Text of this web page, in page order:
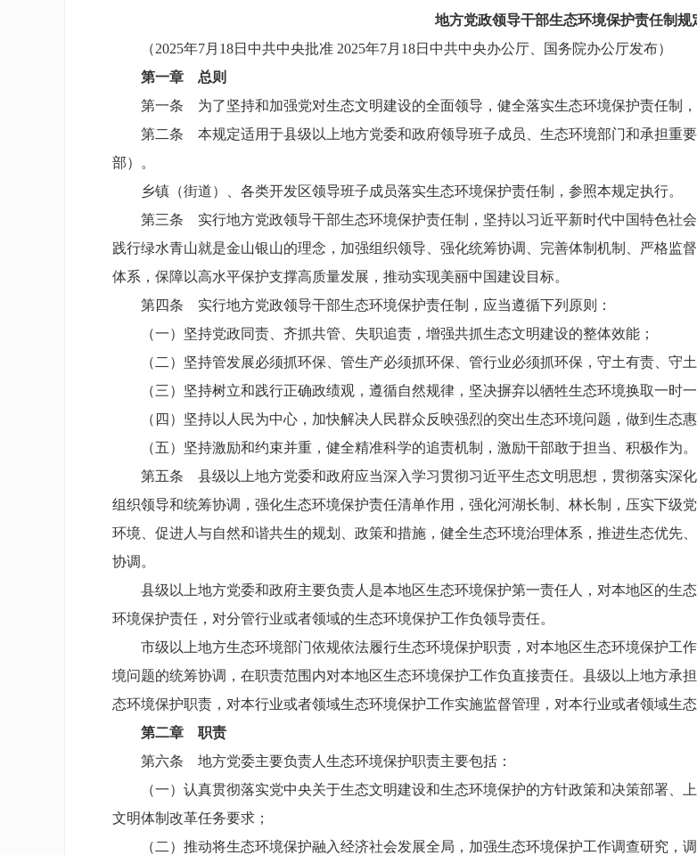
地方党政领导干部生态环境保护责任制规
（2025年7月18日中共中央批准 2025年7月18日中共中央办公厅、国务院办公厅发布）
第一章 总则
第一条 为了坚持和加强党对生态文明建设的全面领导，健全落实生态环境保护责任制，
第二条 本规定适用于县级以上地方党委和政府领导班子成员、生态环境部门和承担重要
部）。
乡镇（街道）、各类开发区领导班子成员落实生态环境保护责任制，参照本规定执行。
第三条 实行地方党政领导干部生态环境保护责任制，坚持以习近平新时代中国特色社会
践行绿水青山就是金山银山的理念，加强组织领导、强化统筹协调、完善体制机制、严格监
体系，保障以高水平保护支撑高质量发展，推动实现美丽中国建设目标。
第四条 实行地方党政领导干部生态环境保护责任制，应当遵循下列原则：
（一）坚持党政同责、齐抓共管、失职追责，增强共抓生态文明建设的整体效能；
（二）坚持管发展必须抓环保、管生产必须抓环保、管行业必须抓环保，守土有责、守土
（三）坚持树立和践行正确政绩观，遵循自然规律，坚决摒弃以牺牲生态环境换取一时一
（四）坚持以人民为中心，加快解决人民群众反映强烈的突出生态环境问题，做到生态惠
（五）坚持激励和约束并重，健全精准科学的追责机制，激励干部敢于担当、积极作为。
第五条 县级以上地方党委和政府应当深入学习贯彻习近平生态文明思想，贯彻落实深化
组织领导和统筹协调，强化生态环境保护责任清单作用，强化河湖长制、林长制，压实下级
环境、促进人与自然和谐共生的规划、政策和措施，健全生态环境治理体系，推进生态优先
协调。
县级以上地方党委和政府主要负责人是本地区生态环境保护第一责任人，对本地区的生
环境保护责任，对分管行业或者领域的生态环境保护工作负领导责任。
市级以上地方生态环境部门依规依法履行生态环境保护职责，对本地区生态环境保护工
境问题的统筹协调，在职责范围内对本地区生态环境保护工作负直接责任。县级以上地方承
态环境保护职责，对本行业或者领域生态环境保护工作实施监督管理，对本行业或者领域生态
第二章 职责
第六条 地方党委主要负责人生态环境保护职责主要包括：
（一）认真贯彻落实党中央关于生态文明建设和生态环境保护的方针政策和决策部署、
文明体制改革任务要求；
（二）推动将生态环境保护融入经济社会发展全局，加强生态环境保护工作调查研究，